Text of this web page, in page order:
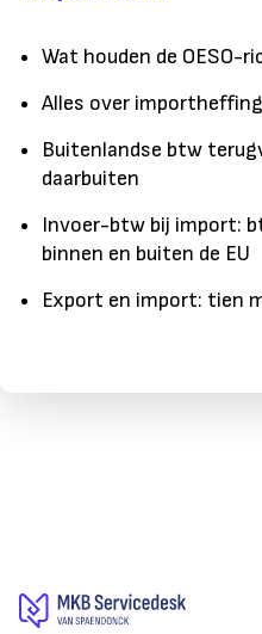
Wat houden de OESO-
Alles over
Buitenlandse btw
daarbuiten
Invoer-btw bij import:
binnen en buiten de EU
Export en import: tien